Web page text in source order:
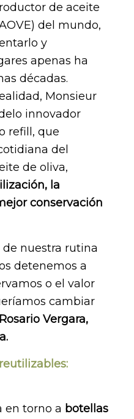
de aceite
del mundo,
y
apenas ha
décadas.
Monsieur
innovador
refill, que
del
de oliva,
la
conservación
de nuestra rutina
detenemos a
o el valor
cambiar
Rosario Vergara,
en torno a botellas